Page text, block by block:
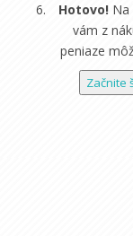
Hotovo! Na
vám z
peniaze
Začnite